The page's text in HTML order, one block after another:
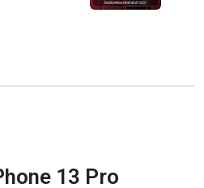
13 Pro